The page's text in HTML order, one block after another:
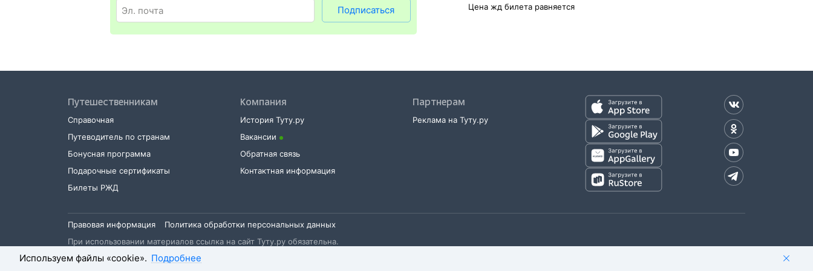
Подписаться
Цена жд билета равняется
Путешественникам
Справочная
Путеводитель по странам
Бонусная программа
Подарочные сертификаты
Билеты РЖД
Компания
История Туту.ру
Вакансии
Обратная связь
Контактная информация
Партнерам
Реклама на Туту.ру
Правовая информация
Политика обработки персональных данных
При использовании материалов ссылка на сайт Туту.ру обязательна.
Используем файлы «cookie». Подробнее